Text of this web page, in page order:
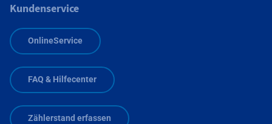
Kundenservice
OnlineService
FAQ & Hilfecenter
Zählerstand erfassen